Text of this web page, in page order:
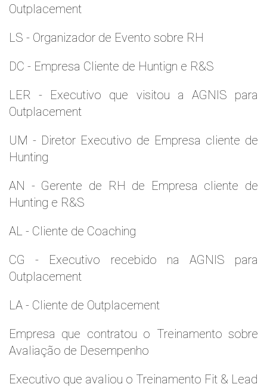
Outplacement
LS - Organizador de Evento sobre RH
DC - Empresa Cliente de Huntign e R&S
LER - Executivo que visitou a AGNIS para
Outplacement
UM - Diretor Executivo de Empresa cliente de
Hunting
AN - Gerente de RH de Empresa cliente de
Hunting e R&S
AL - Cliente de Coaching
CG - Executivo recebido na AGNIS para
Outplacement
LA - Cliente de Outplacement
Empresa que contratou o Treinamento sobre
Avaliação de Desempenho
Executivo que avaliou o Treinamento Fit & Lead